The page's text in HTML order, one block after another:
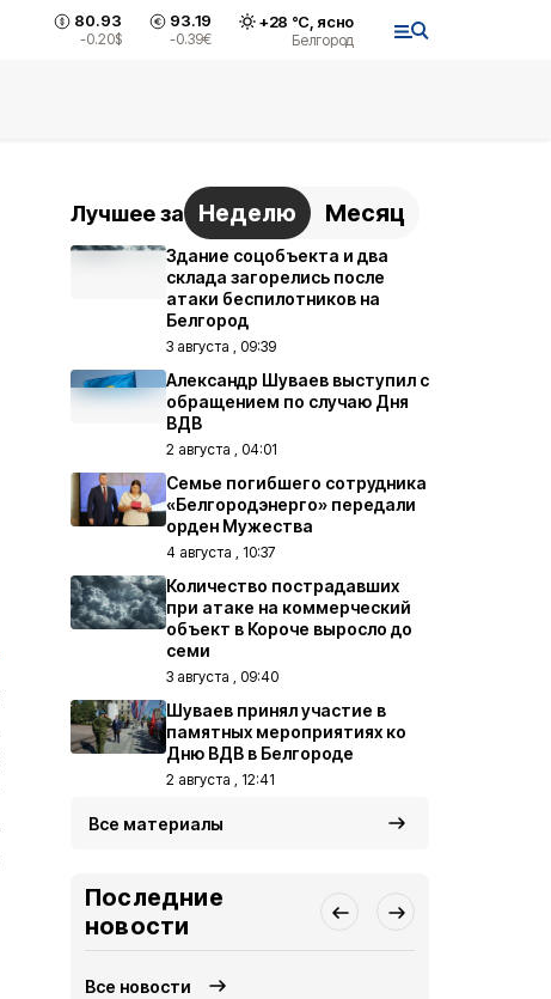
80.93
-0.20$
93.19
-0.39€
+28 °С, ясно
Белгород
Лучшее за Неделю Месяц
Здание соцобъекта и два
склада загорелись после
атаки беспилотников на
Белгород
3 августа , 09:39
Александр Шуваев выступил с
обращением по случаю Дня
ВДВ
2 августа , 04:01
Семье погибшего сотрудника
«Белгородэнерго» передали
орден Мужества
4 августа , 10:37
Количество пострадавших
при атаке на коммерческий
объект в Короче выросло до
семи
3 августа , 09:40
Шуваев принял участие в
памятных мероприятиях ко
Дню ВДВ в Белгороде
2 августа , 12:41
Все материалы
Последние
новости
Все новости